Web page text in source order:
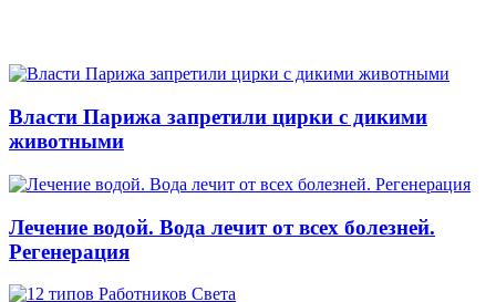
Власти Парижа запретили цирки с дикими
животными
Лечение водой. Вода лечит от всех болезней.
Регенерация